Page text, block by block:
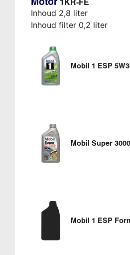
Inhoud 2,8 liter
Inhoud filter 0,2 liter
Mobil 1 ESP
Mobil Super
Mobil 1 ESP